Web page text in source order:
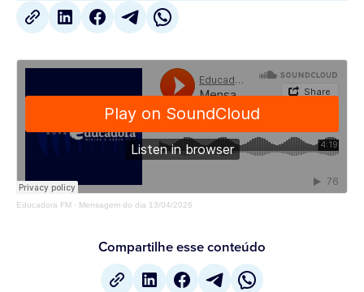
Educadora FM · Mensagem do dia 13/04/2026
Compartilhe esse conteúdo